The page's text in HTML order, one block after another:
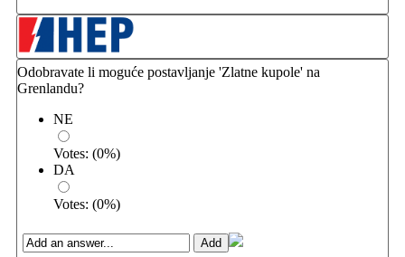
Odobravate li moguće postavljanje 'Zlatne kupole' na
Grenlandu?
NE
Votes: (0%)
DA
Votes: (0%)